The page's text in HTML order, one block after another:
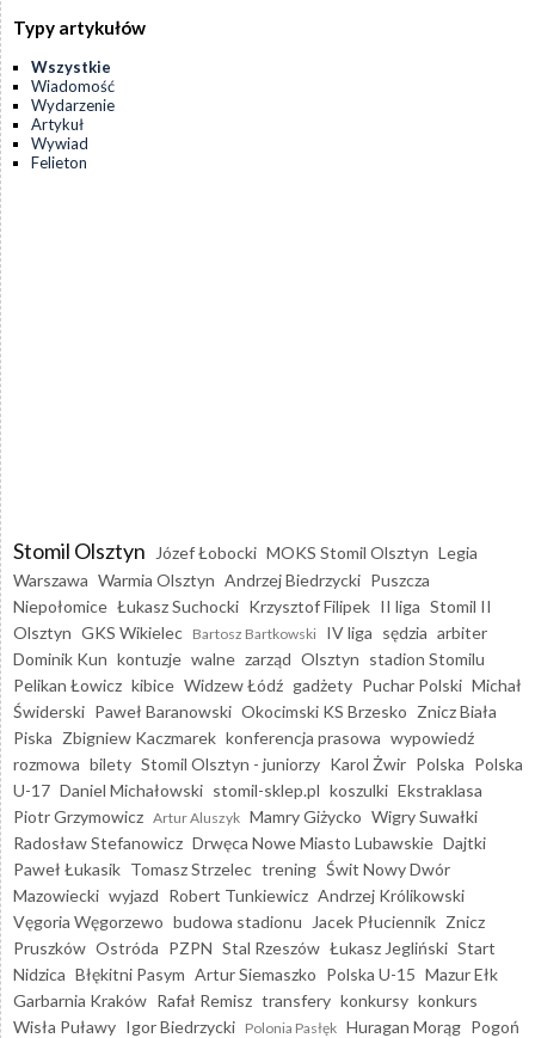
Typy artykułów
Wszystkie
Wiadomość
Wydarzenie
Artykuł
Wywiad
Felieton
Stomil Olsztyn Józef Łobocki MOKS Stomil Olsztyn Legia
Warszawa Warmia Olsztyn Andrzej Biedrzycki Puszcza
Niepołomice Łukasz Suchocki Krzysztof Filipek II liga Stomil II
Olsztyn GKS Wikielec Bartosz Bartkowski IV liga sędzia arbiter
Dominik Kun kontuzje walne zarząd Olsztyn stadion Stomilu
Pelikan Łowicz kibice Widzew Łódź gadżety Puchar Polski Michał
Świderski Paweł Baranowski Okocimski KS Brzesko Znicz Biała
Piska Zbigniew Kaczmarek konferencja prasowa wypowiedź
rozmowa bilety Stomil Olsztyn - juniorzy Karol Żwir Polska Polska
U-17 Daniel Michałowski stomil-sklep.pl koszulki Ekstraklasa
Piotr Grzymowicz Artur Aluszyk Mamry Giżycko Wigry Suwałki
Radosław Stefanowicz Drwęca Nowe Miasto Lubawskie Dajtki
Paweł Łukasik Tomasz Strzelec trening Świt Nowy Dwór
Mazowiecki wyjazd Robert Tunkiewicz Andrzej Królikowski
Vęgoria Węgorzewo budowa stadionu Jacek Płuciennik Znicz
Pruszków Ostróda PZPN Stal Rzeszów Łukasz Jegliński Start
Nidzica Błękitni Pasym Artur Siemaszko Polska U-15 Mazur Ełk
Garbarnia Kraków Rafał Remisz transfery konkursy konkurs
Wisła Puławy Igor Biedrzycki Polonia Pasłęk Huragan Morąg Pogoń